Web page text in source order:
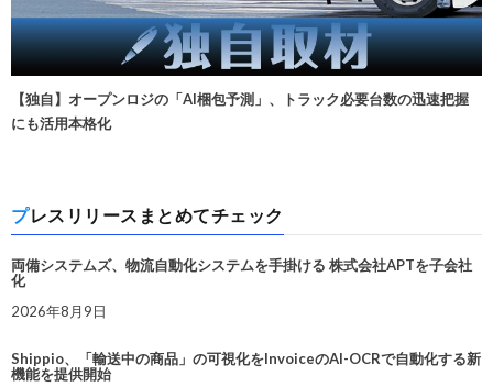
【独自】オープンロジの「AI梱包予測」、トラック必要台数の迅速把握
にも活用本格化
プレスリリースまとめてチェック
両備システムズ、物流自動化システムを手掛ける 株式会社APTを子会社
化
2026年8月9日
Shippio、「輸送中の商品」の可視化をInvoiceのAI-OCRで自動化する新
機能を提供開始